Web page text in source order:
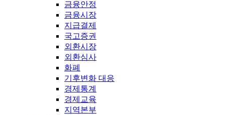
금융안정
금융시장
지급결제
국고증권
외환시장
외환심사
화폐
기후변화 대응
경제통계
경제교육
지역본부